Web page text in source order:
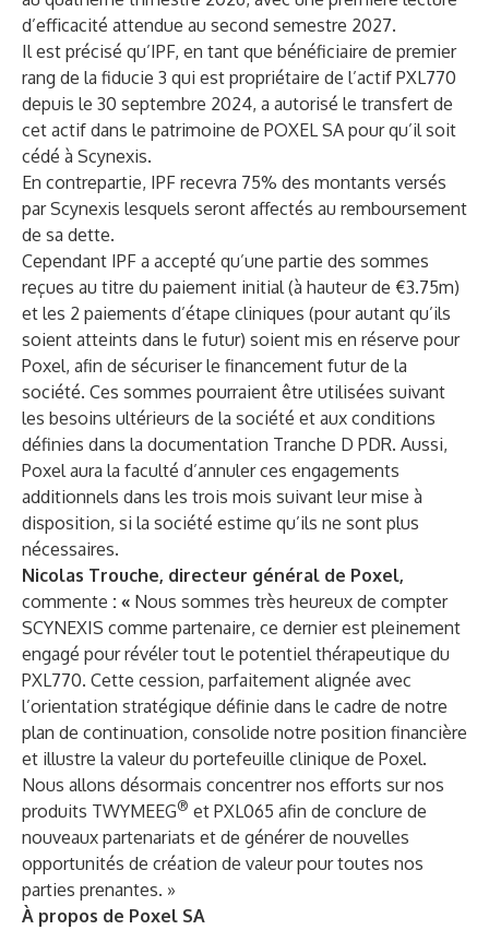
d’efficacité attendue au second semestre 2027.
Il est précisé qu’IPF, en tant que bénéficiaire de premier
rang de la fiducie 3 qui est propriétaire de l’actif PXL770
depuis le 30 septembre 2024, a autorisé le transfert de
cet actif dans le patrimoine de POXEL SA pour qu’il soit
cédé à Scynexis.
En contrepartie, IPF recevra 75% des montants versés
par Scynexis lesquels seront affectés au remboursement
de sa dette.
Cependant IPF a accepté qu’une partie des sommes
reçues au titre du paiement initial (à hauteur de €3.75m)
et les 2 paiements d’étape cliniques (pour autant qu’ils
soient atteints dans le futur) soient mis en réserve pour
Poxel, afin de sécuriser le financement futur de la
société. Ces sommes pourraient être utilisées suivant
les besoins ultérieurs de la société et aux conditions
définies dans la documentation Tranche D PDR. Aussi,
Poxel aura la faculté d’annuler ces engagements
additionnels dans les trois mois suivant leur mise à
disposition, si la société estime qu’ils ne sont plus
nécessaires.
Nicolas Trouche, directeur général de Poxel,
commente : « Nous sommes très heureux de compter
SCYNEXIS comme partenaire, ce dernier est pleinement
engagé pour révéler tout le potentiel thérapeutique du
PXL770. Cette cession, parfaitement alignée avec
l’orientation stratégique définie dans le cadre de notre
plan de continuation, consolide notre position financière
et illustre la valeur du portefeuille clinique de Poxel.
Nous allons désormais concentrer nos efforts sur nos
produits TWYMEEG® et PXL065 afin de conclure de
nouveaux partenariats et de générer de nouvelles
opportunités de création de valeur pour toutes nos
parties prenantes. »
À propos de Poxel SA